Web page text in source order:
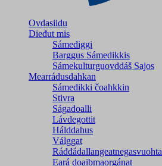
Ovdasiidu
Dieđut mis
Sámediggi
Barggus Sámedikkis
Sámekulturguovddáš Sajos
Mearrádusdahkan
Sámedikki čoahkkin
Stivra
Ságadoalli
Lávdegottit
Hálddahus
Válggat
Ráđđádallangeatnegas­vuohta
Eará doaibmaorgánat